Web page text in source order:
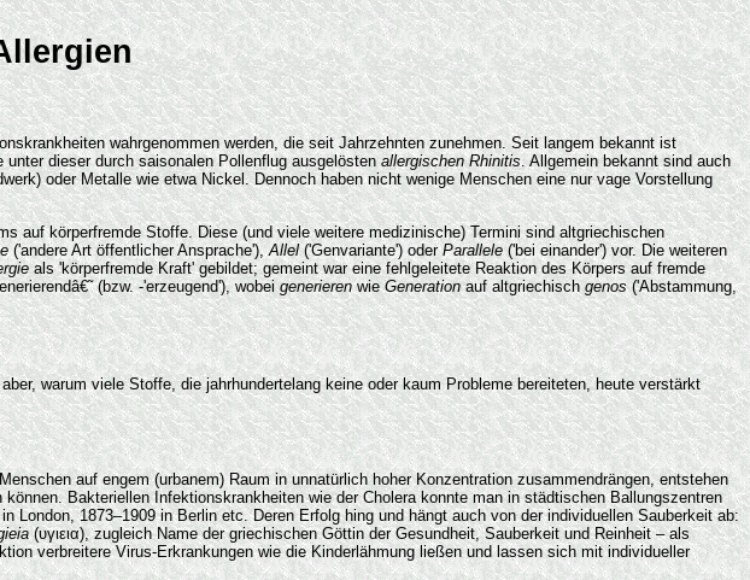
wahrgenommen werden, die seit Jahrzehnten zunehmen. Seit langem bekannt ist
dieser durch saisonalen Pollenflug ausgelösten allergischen Rhinitis. Allgemein bekannt sind auch
oder Metalle wie etwa Nickel. Dennoch haben nicht wenige Menschen eine nur vage Vorstellung
auf körperfremde Stoffe. Diese (und viele weitere medizinische) Termini sind altgriechischen
('andere Art öffentlicher Ansprache'),Allel ('Genvariante') oderParallele('bei einander') vor. Die weiteren
als 'körperfremde Kraft' gebildet; gemeint war eine fehlgeleitete Reaktion des Körpers auf fremde
(bzw. -'erzeugend'), wobeigenerierenwieGenerationauf altgriechisch genos('Abstammung,
warum viele Stoffe, die jahrhundertelang keine oder kaum Probleme bereiteten, heute verstärkt
auf engem (urbanem) Raum in unnatürlich hoher Konzentration zusammendrängen, entstehen
Bakteriellen Infektionskrankheiten wie der Cholera konnte man in städtischen Ballungszentren
1873–1909 in Berlin etc. Deren Erfolg hing und hängt auch von der individuellen Sauberkeit ab:
(υγιεια), zugleich Name der griechischen Göttin der Gesundheit, Sauberkeit und Reinheit – als
verbreitere Virus-Erkrankungen wie die Kinderlähmung ließen und lassen sich mit individueller